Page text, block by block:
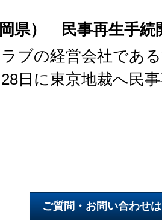
県） 民事再生手続
ブの経営会社であ
日に東京地裁へ民